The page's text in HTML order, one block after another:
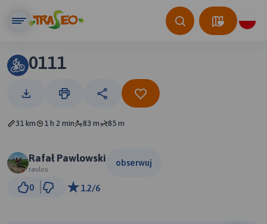
0111
31 km 1 h 2 min 83 m 85 m
Rafał Pawlowski
ravlos
obserwuj
0 1.2/6